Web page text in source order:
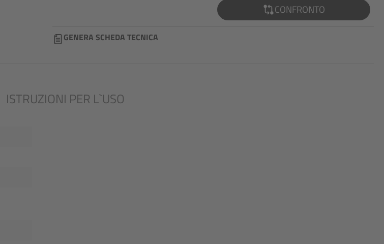
CONFRONTO
GENERA SCHEDA TECNICA
ISTRUZIONI PER L`USO